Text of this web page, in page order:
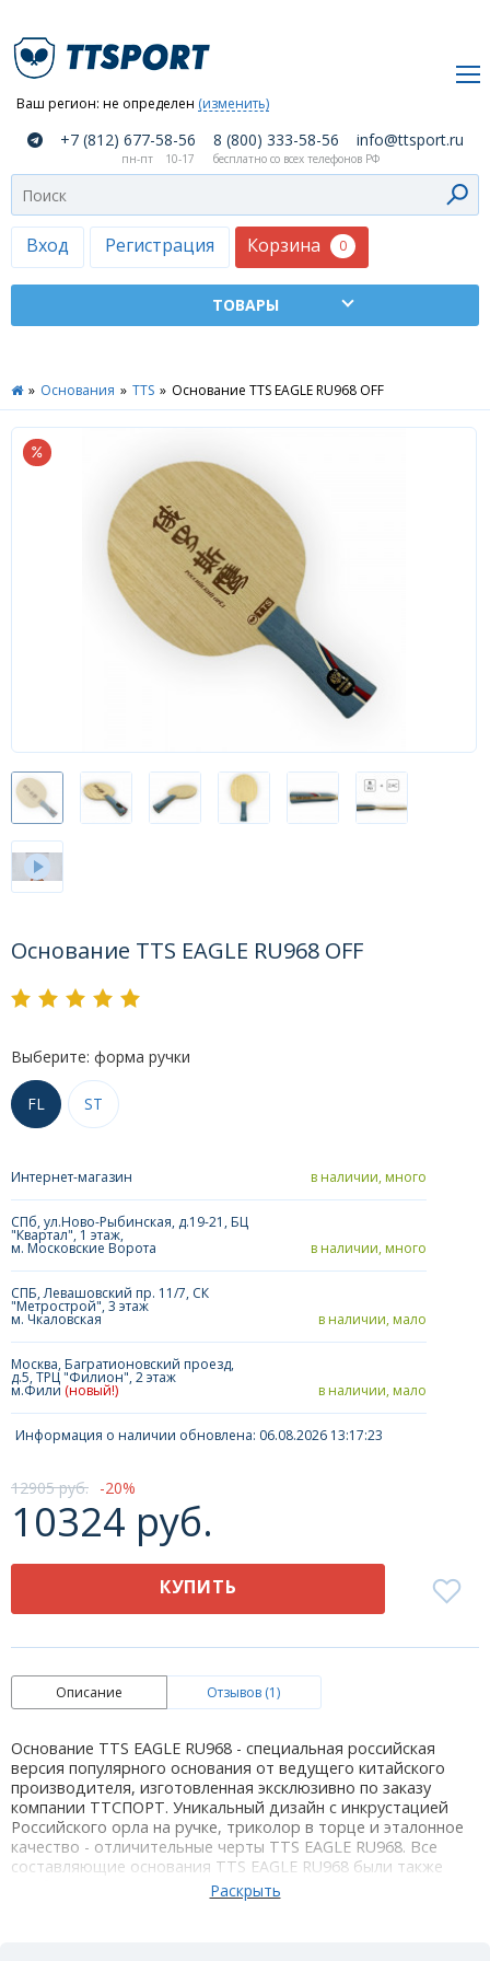
Ваш регион: не определен (изменить)
Вход Регистрация Корзина 0
компании
Как
сделать
заказ
Оплата
доставка
Москва
Дилеры
+7 (812) 677-58-56 8 (800) 333-58-56 info@ttsport.ru
пн-пт 10-17 бесплатно со всех телефонов РФ
» Основания » TTS » Основание TTS EAGLE RU968 OFF
Основание TTS EAGLE RU968 OFF
Выберите: форма ручки
FL ST
Интернет-магазин в наличии, много
СПб, ул.Ново-Рыбинская, д.19-21, БЦ
"Квартал", 1 этаж,
м. Московские Ворота в наличии, много
СПБ, Левашовский пр. 11/7, СК
"Метрострой", 3 этаж
м. Чкаловская в наличии, мало
Москва, Багратионовский проезд,
д.5, ТРЦ "Филион", 2 этаж
м.Фили (новый!) в наличии, мало
Информация о наличии обновлена: 06.08.2026 13:17:23
12905 руб. 20
10324 руб.
КУПИТЬ
Описание Отзывов (1)
Основание TTS EAGLE RU968 - специальная российская
версия популярного основания от ведущего китайского
производителя, изготовленная эксклюзивно по заказу
компании ТТСПОРТ. Уникальный дизайн с инкрустацией
Российского орла на ручке, триколор в торце и эталонное
качество - отличительные черты TTS EAGLE RU968. Все
составляющие основания TTS EAGLE RU968 были также
отобраны, сохранены и произведены с качеством и
точностью, которых заслуживают сильнейшие мировые